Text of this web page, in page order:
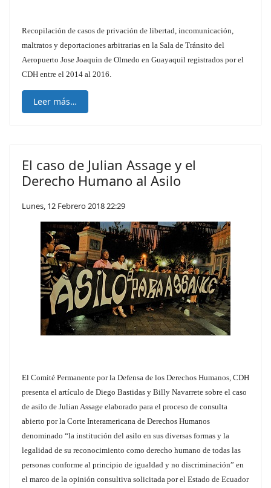
Recopilación de casos de privación de libertad, incomunicación,
maltratos y deportaciones arbitrarias en la Sala de Tránsito del
Aeropuerto Jose Joaquin de Olmedo en Guayaquil registrados por el
CDH entre el 2014 al 2016.
Leer más…
El caso de Julian Assage y el
Derecho Humano al Asilo
Lunes, 12 Febrero 2018 22:29
El Comité Permanente por la Defensa de los Derechos Humanos, CDH
presenta el artículo de Diego Bastidas y Billy Navarrete sobre el caso
de asilo de Julian Assage elaborado para el proceso de consulta
abierto por la Corte Interamericana de Derechos Humanos
denominado “la institución del asilo en sus diversas formas y la
legalidad de su reconocimiento como derecho humano de todas las
personas conforme al principio de igualdad y no discriminación” en
el marco de la opinión consultiva solicitada por el Estado de Ecuador